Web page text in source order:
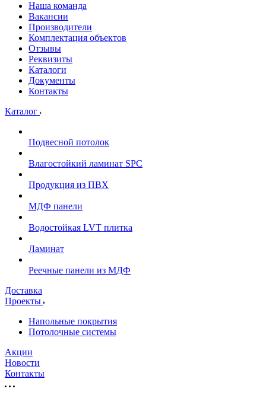
Наша команда
Вакансии
Производители
Комплектация объектов
Отзывы
Реквизиты
Каталоги
Документы
Контакты
Каталог
Подвесной потолок
Влагостойкий ламинат SPC
Продукция из ПВХ
МДФ панели
Водостойкая LVT плитка
Ламинат
Реечные панели из МДФ
Доставка
Проекты
Напольные покрытия
Потолочные системы
Акции
Новости
Контакты